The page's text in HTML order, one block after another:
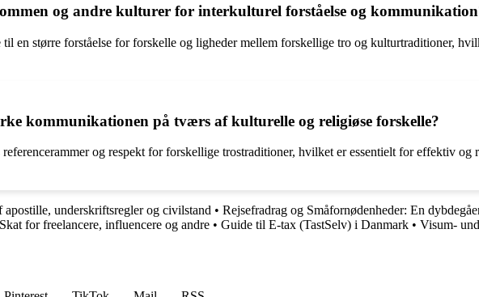
og andre kulturer for interkulturel forståelse og
en større forståelse for forskelle og ligheder mellem forskellige tro og kulturtraditioner,
kommunikationen på tværs af kulturelle og religiøse forskelle?
og respekt for forskellige trostraditioner, hvilket er essentielt for effektiv
apostille, underskriftsregler og civilstand • Rejsefradrag og Småfornødenheder: En
Skat for freelancere, influencere og andre • Guide til E-tax (TastSelv) i Danmark • Visum-